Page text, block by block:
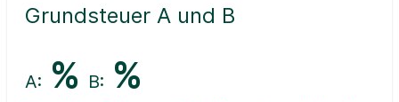
Grundsteuer A und B
A: % B: %